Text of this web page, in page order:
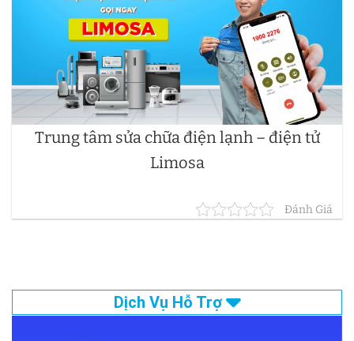
Trung tâm sửa chữa điện lạnh – điện tử
Limosa
Đánh Giá
Dịch Vụ Hỗ Trợ